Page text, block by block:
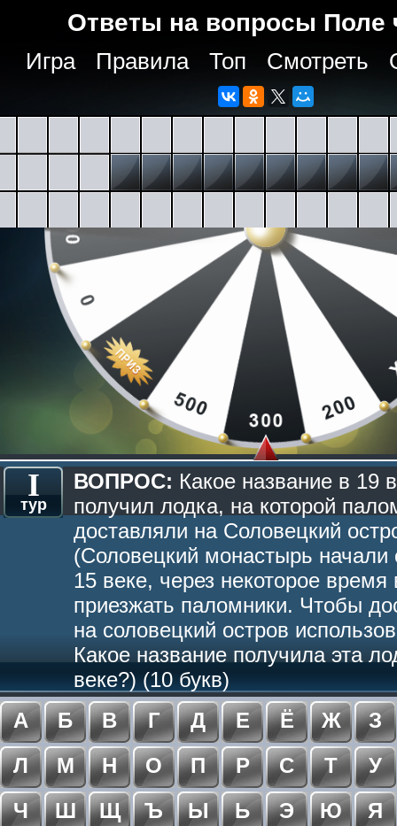
Ответы на вопросы Поле
Игра Правила Топ Смотреть
I
тур
ВОПРОС: Какое название в 19
получил лодка, на которой
доставляли на Соловецкий
(Соловецкий монастырь начали
15 веке, через некоторое время
приезжать паломники. Чтобы
на соловецкий остров
Какое название получила эта
веке?) (10 букв)
А
Б В Г Д Е Ё Ж
З
Л
М Н О П Р С Т
У
Ч
Ш Щ Ъ Ы Ь Э Ю Я